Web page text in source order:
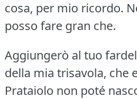
cosa, per mio ricordo.
posso fare gran che.
Aggiungerò al tuo
della mia trisavola, che
Prataiolo non poté